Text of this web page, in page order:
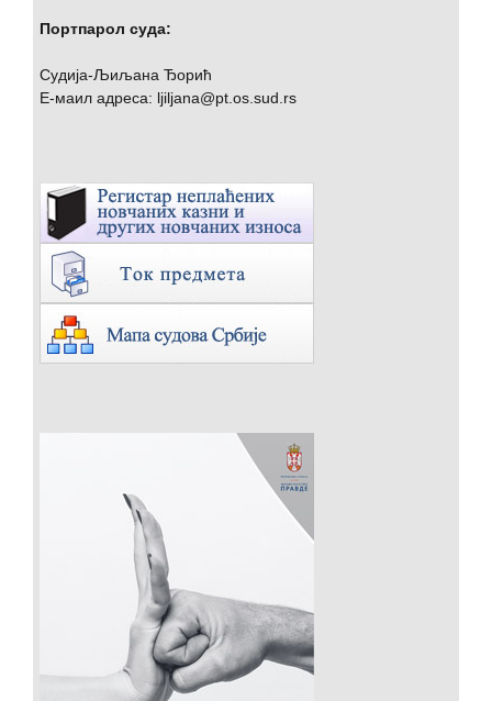
Портпарол суда:
Судија-Љиљана Ђорић
Е-маил адреса: ljiljana@pt.os.sud.rs